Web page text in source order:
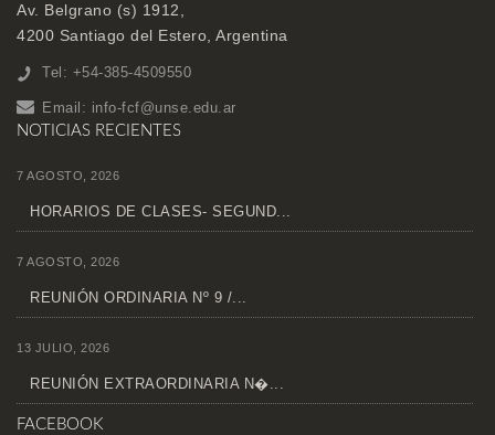
Av. Belgrano (s) 1912,
4200 Santiago del Estero, Argentina
Tel: +54-385-4509550
Email: info-fcf@unse.edu.ar
NOTICIAS RECIENTES
7 AGOSTO, 2026
HORARIOS DE CLASES- SEGUND...
7 AGOSTO, 2026
REUNIÓN ORDINARIA Nº 9 /...
13 JULIO, 2026
REUNIÓN EXTRAORDINARIA N�...
FACEBOOK